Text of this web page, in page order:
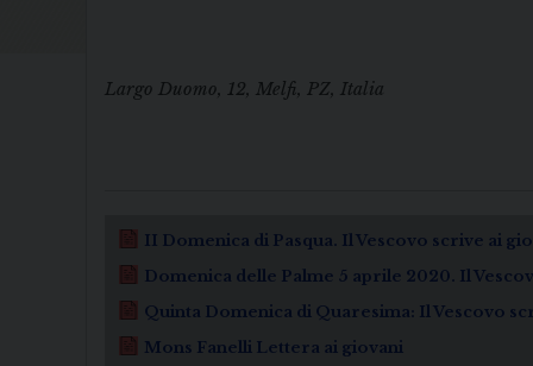
Largo Duomo, 12, Melfi, PZ, Italia
II Domenica di Pasqua. Il Vescovo scrive ai
Domenica delle Palme 5 aprile 2020. Il
Quinta Domenica di Quaresima: Il Vescovo
Mons Fanelli Lettera ai giovani